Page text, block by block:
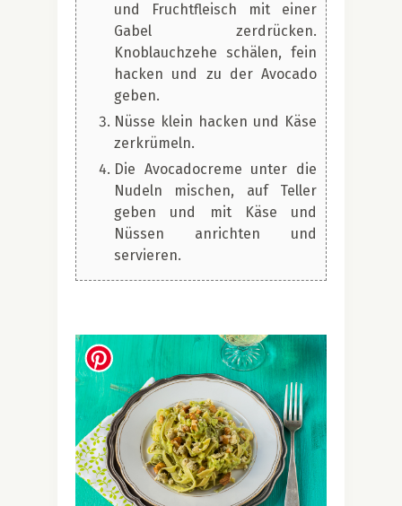
und Fruchtfleisch mit einer
Gabel zerdrücken.
Knoblauchzehe schälen, fein
hacken und zu der Avocado
geben.
Nüsse klein hacken und Käse
zerkrümeln.
Die Avocadocreme unter die
Nudeln mischen, auf Teller
geben und mit Käse und
Nüssen anrichten und
servieren.